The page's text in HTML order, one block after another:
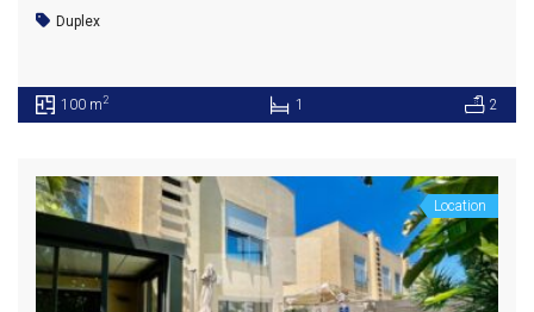
Duplex
100 m2 1 2
Location